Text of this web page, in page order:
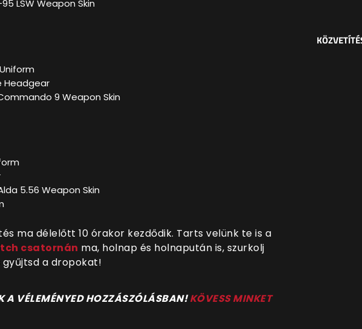
LSW Weapon Skin
Headgear
9 Weapon Skin
5.56 Weapon Skin
ma délelőtt 10 órakor kezdődik. Tarts velünk te is a
csatornán ma, holnap és holnapután is, szurkolj
a dropokat!
A VÉLEMÉNYED HOZZÁSZÓLÁSBAN!KÖVESS MINKET